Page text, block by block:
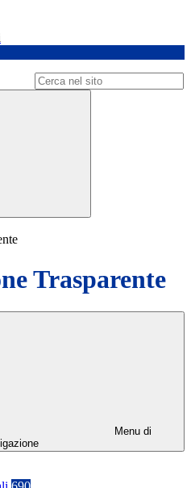
Trasparente
Menu di